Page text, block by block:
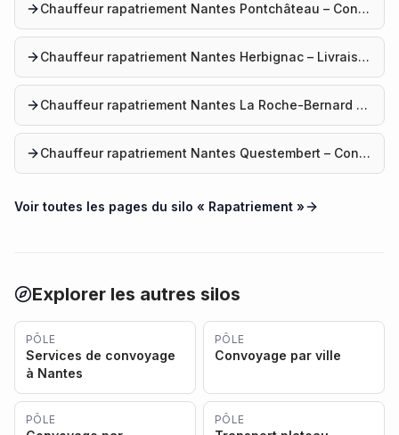
Chauffeur rapatriement Nantes Pontchâteau – Convoyage véhicule
Chauffeur rapatriement Nantes Herbignac – Livraison voiture
Chauffeur rapatriement Nantes La Roche-Bernard – Service professionnel
Chauffeur rapatriement Nantes Questembert – Convoyage auto
Voir toutes les pages du silo « Rapatriement »
Explorer les autres silos
PÔLE
Services de convoyage
à Nantes
PÔLE
Convoyage par ville
PÔLE PÔLE